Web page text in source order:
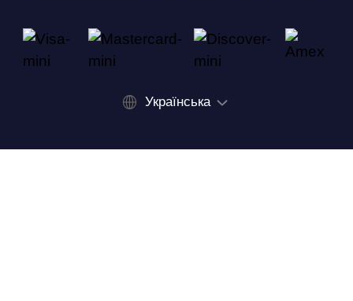
Українська